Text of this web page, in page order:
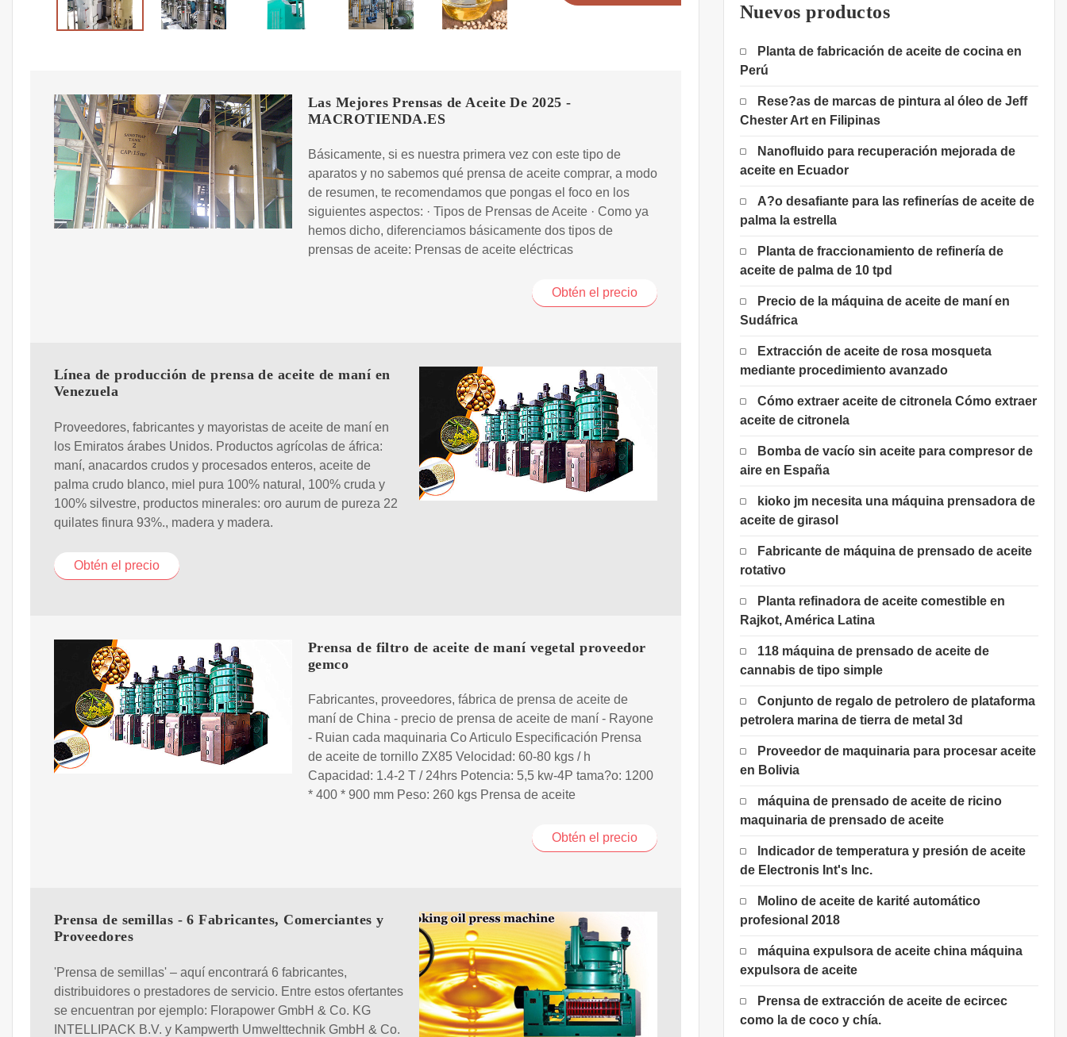
Las Mejores Prensas de Aceite De 2025 -
MACROTIENDA.ES
Básicamente, si es nuestra primera vez con este tipo de
aparatos y no sabemos qué prensa de aceite comprar, a modo
de resumen, te recomendamos que pongas el foco en los
siguientes aspectos: · Tipos de Prensas de Aceite · Como ya
hemos dicho, diferenciamos básicamente dos tipos de
prensas de aceite: Prensas de aceite eléctricas
Obtén el precio
Línea de producción de prensa de aceite de maní en
Venezuela
Proveedores, fabricantes y mayoristas de aceite de maní en
los Emiratos árabes Unidos. Productos agrícolas de áfrica:
maní, anacardos crudos y procesados enteros, aceite de
palma crudo blanco, miel pura 100% natural, 100% cruda y
100% silvestre, productos minerales: oro aurum de pureza 22
quilates finura 93%., madera y madera.
Obtén el precio
Prensa de filtro de aceite de maní vegetal proveedor
gemco
Fabricantes, proveedores, fábrica de prensa de aceite de
maní de China - precio de prensa de aceite de maní - Rayone
- Ruian cada maquinaria Co Articulo Especificación Prensa
de aceite de tornillo ZX85 Velocidad: 60-80 kgs / h
Capacidad: 1.4-2 T / 24hrs Potencia: 5,5 kw-4P tama?o: 1200
* 400 * 900 mm Peso: 260 kgs Prensa de aceite
Obtén el precio
Prensa de semillas - 6 Fabricantes, Comerciantes y
Proveedores
'Prensa de semillas' – aquí encontrará 6 fabricantes,
distribuidores o prestadores de servicio. Entre estos ofertantes
se encuentran por ejemplo: Florapower GmbH & Co. KG
INTELLIPACK B.V. y Kampwerth Umwelttechnik GmbH & Co.
Nuevos productos
Planta de fabricación de aceite de cocina en
Perú
Rese?as de marcas de pintura al óleo de Jeff
Chester Art en Filipinas
Nanofluido para recuperación mejorada de
aceite en Ecuador
A?o desafiante para las refinerías de aceite de
palma la estrella
Planta de fraccionamiento de refinería de
aceite de palma de 10 tpd
Precio de la máquina de aceite de maní en
Sudáfrica
Extracción de aceite de rosa mosqueta
mediante procedimiento avanzado
Cómo extraer aceite de citronela Cómo extraer
aceite de citronela
Bomba de vacío sin aceite para compresor de
aire en España
kioko jm necesita una máquina prensadora de
aceite de girasol
Fabricante de máquina de prensado de aceite
rotativo
Planta refinadora de aceite comestible en
Rajkot, América Latina
118 máquina de prensado de aceite de
cannabis de tipo simple
Conjunto de regalo de petrolero de plataforma
petrolera marina de tierra de metal 3d
Proveedor de maquinaria para procesar aceite
en Bolivia
máquina de prensado de aceite de ricino
maquinaria de prensado de aceite
Indicador de temperatura y presión de aceite
de Electronis Int's Inc.
Molino de aceite de karité automático
profesional 2018
máquina expulsora de aceite china máquina
expulsora de aceite
Prensa de extracción de aceite de ecircec
como la de coco y chía.